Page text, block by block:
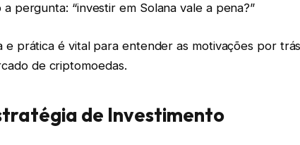
pergunta: “investir em Solana vale a pena?”
e prática é vital para entender as motivações por
de criptomoedas.
de Investimento